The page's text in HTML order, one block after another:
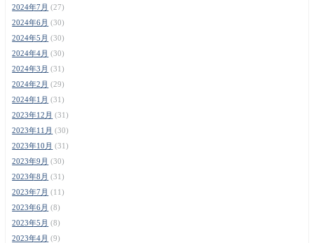
2024年7月 (27)
2024年6月 (30)
2024年5月 (30)
2024年4月 (30)
2024年3月 (31)
2024年2月 (29)
2024年1月 (31)
2023年12月 (31)
2023年11月 (30)
2023年10月 (31)
2023年9月 (30)
2023年8月 (31)
2023年7月 (11)
2023年6月 (8)
2023年5月 (8)
2023年4月 (9)